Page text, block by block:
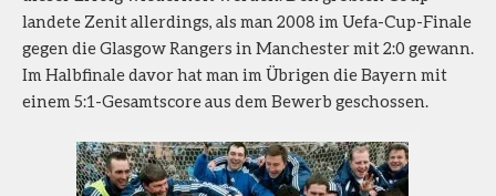
landete Zenit allerdings, als man 2008 im Uefa-Cup-Finale
gegen die Glasgow Rangers in Manchester mit 2:0 gewann.
Im Halbfinale davor hat man im Übrigen die Bayern mit
einem 5:1-Gesamtscore aus dem Bewerb geschossen.